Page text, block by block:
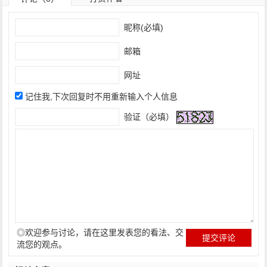
昵称(必填)
邮箱
网址
记住我,下次回复时不用重新输入个人信息
验证（必填）
◎欢迎参与讨论，请在这里发表您的看法、交
流您的观点。